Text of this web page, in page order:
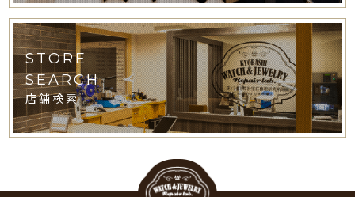
STORE
SEARCH
店舗検索